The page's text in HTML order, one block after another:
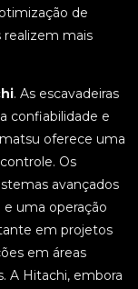
de
mais
. As escavadeiras
confiabilidade e
oferece uma
Os
avançados
uma operação
em projetos
em áreas
A Hitachi, embora